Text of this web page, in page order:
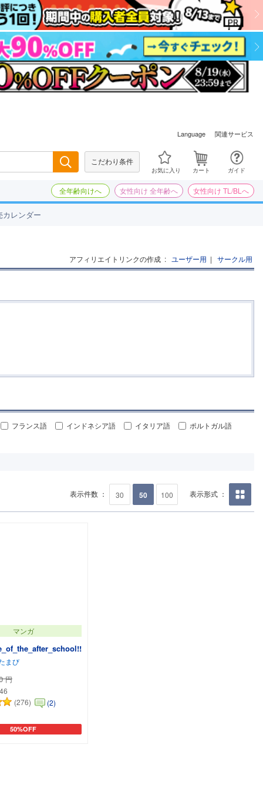
Language 関連サービス
こだわり条件
お気に入り カート ガイド
全年齢向けへ 女性向け 全年齢へ 女性向け TL/BLへ
カレンダー
アフィリエイトリンクの作成 : ユーザー用 | サークル用
フランス語 インドネシア語 イタリア語
ポルトガル語
表示形式 ：
画像の
30 50 100
表示件数 ：
マンガ
まび
円
(276)
(2)
50%OFF
カートに追加